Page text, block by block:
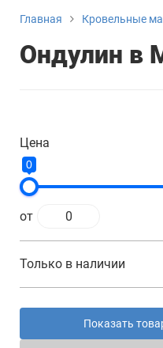
Главная Кровельные
Ондулин в
Цена
0
от
Только в наличии
Показать